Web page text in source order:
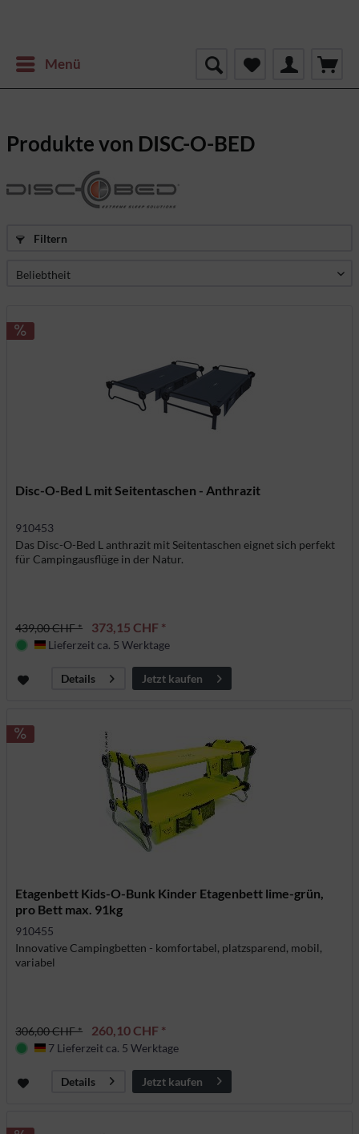
Menü
Produkte von DISC-O-BED
Filtern
Disc-O-Bed L mit Seitentaschen - Anthrazit
910453
Das Disc-O-Bed L anthrazit mit Seitentaschen eignet sich perfekt
für Campingausflüge in der Natur.
439,00 CHF * 373,15 CHF *
Deutschland
Lieferzeit ca. 5 Werktage
Details Jetzt kaufen
Etagenbett Kids-O-Bunk Kinder Etagenbett lime-grün,
pro Bett max. 91kg
910455
Innovative Campingbetten - komfortabel, platzsparend, mobil,
variabel
306,00 CHF * 260,10 CHF *
Deutschland
7 Lieferzeit ca. 5 Werktage
Details Jetzt kaufen